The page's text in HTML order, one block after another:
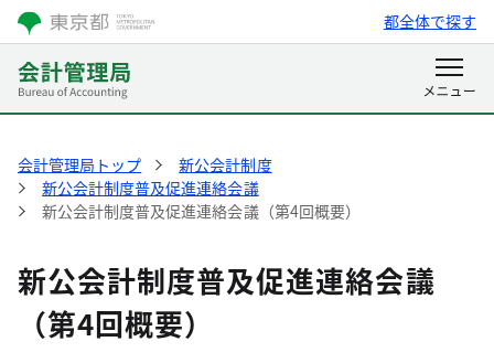
都全体で探す
会計管理局トップ
新公会計制度
新公会計制度普及促進連絡会議
新公会計制度普及促進連絡会議（第4回概要）
新公会計制度普及促進連絡会議
（第4回概要）